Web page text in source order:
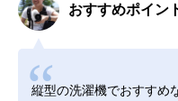
おすすめポイン
縦型の洗濯機でおすすめ